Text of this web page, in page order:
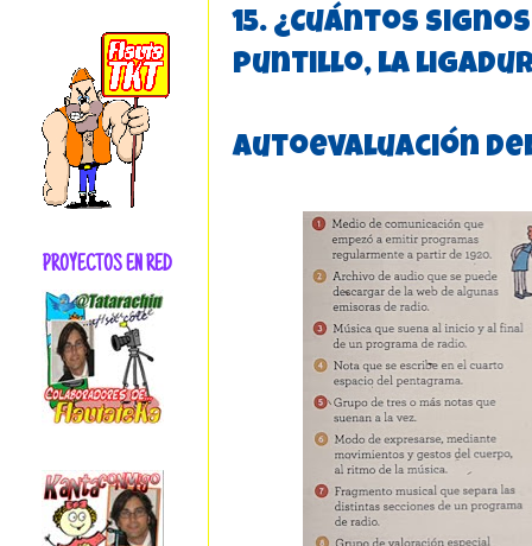
15. ¿Cuántos
puntillo, la
Autoevaluación
PROYECTOS EN RED